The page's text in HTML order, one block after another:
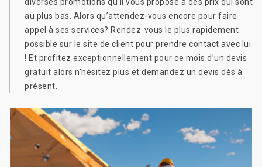
au plus bas. Alors qu’attendez-vous encore pour faire
appel à ses services? Rendez-vous le plus rapidement
possible sur le site de client pour prendre contact avec lui
! Et profitez exceptionnellement pour ce mois d’un devis
gratuit alors n’hésitez plus et demandez un devis dès à
présent.